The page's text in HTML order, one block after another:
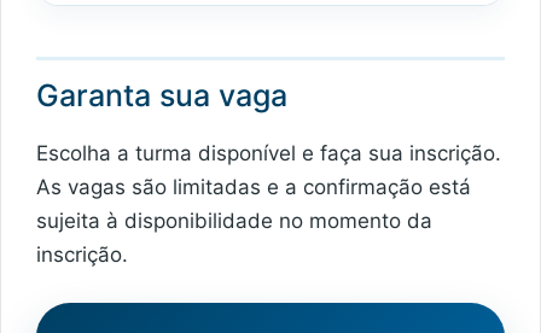
Garanta sua vaga
Escolha a turma disponível e faça sua inscrição.
As vagas são limitadas e a confirmação está
sujeita à disponibilidade no momento da
inscrição.